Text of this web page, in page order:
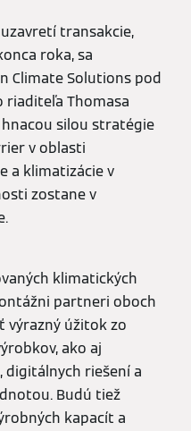
transakcie,
roka, sa
Climate Solutions pod
riaditeľa Thomasa
silou stratégie
v oblasti
a klimatizácie v
zostane v
klimatických
partneri oboch
výrazný úžitok zo
ako aj
digitálnych riešení a
Budú tiež
kapacít a